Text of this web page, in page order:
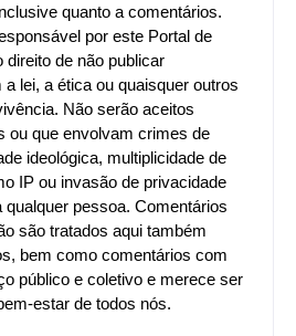
quanto a comentários.
por este Portal de
de não publicar
lei, a ética ou quaisquer outros
Não serão aceitos
ou que envolvam crimes de
ideológica, multiplicidade de
IP ou invasão de privacidade
qualquer pessoa. Comentários
são tratados aqui também
bem como comentários com
público e coletivo e merece ser
estar de todos nós.